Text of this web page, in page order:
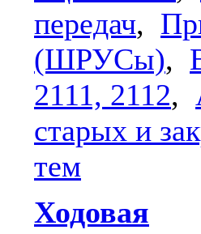
передач,
(ШРУСы),
2111, 2112,
старых и
тем
Ходовая